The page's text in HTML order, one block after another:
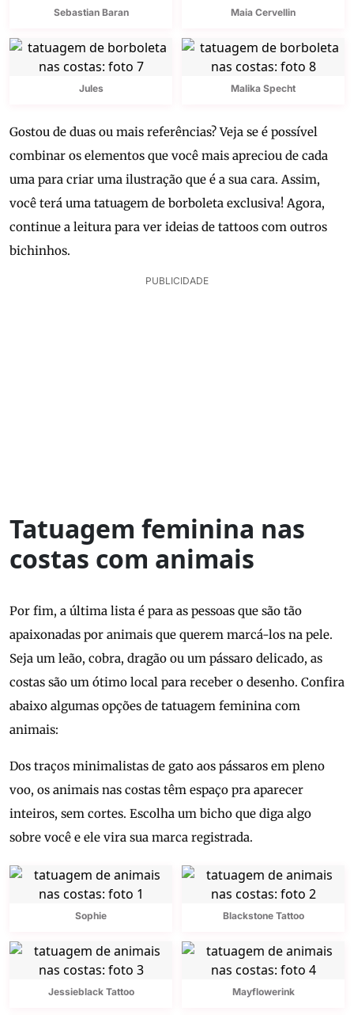
Sebastian Baran Maia Cervellin
Jules Malika Specht
Gostou de duas ou mais referências? Veja se é possível
combinar os elementos que você mais apreciou de cada
uma para criar uma ilustração que é a sua cara. Assim,
você terá uma tatuagem de borboleta exclusiva! Agora,
continue a leitura para ver ideias de tattoos com outros
bichinhos.
PUBLICIDADE
Tatuagem feminina nas
costas com animais
Por fim, a última lista é para as pessoas que são tão
apaixonadas por animais que querem marcá-los na pele.
Seja um leão, cobra, dragão ou um pássaro delicado, as
costas são um ótimo local para receber o desenho. Confira
abaixo algumas opções de tatuagem feminina com
animais:
Dos traços minimalistas de gato aos pássaros em pleno
voo, os animais nas costas têm espaço pra aparecer
inteiros, sem cortes. Escolha um bicho que diga algo
sobre você e ele vira sua marca registrada.
Sophie Blackstone Tattoo
Jessieblack Tattoo Mayflowerink